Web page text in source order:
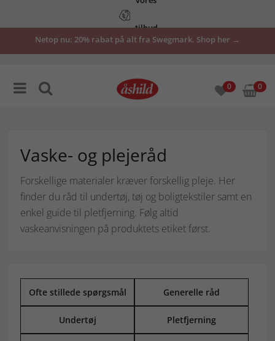
tilbud
her
Netop nu: 20% rabat på alt fra Swegmark. Shop her →
0 0
Vaske- og plejeråd
Forskellige materialer kræver forskellig pleje. Her
finder du råd til undertøj, tøj og boligtekstiler samt en
enkel guide til pletfjerning. Følg altid
vaskeanvisningen på produktets etiket først.
Ofte stillede spørgsmål Generelle råd
Undertøj Pletfjerning